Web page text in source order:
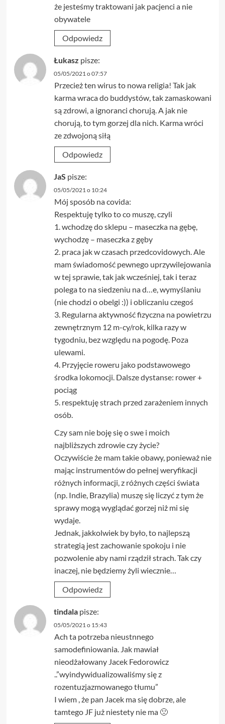
że jesteśmy traktowani jak pacjenci a nie
obywatele
Odpowiedz
Łukasz pisze:
05/05/2021 o 07:57
Przecież ten wirus to nowa religia! Tak jak
karma wraca do buddystów, tak zamaskowani
są zdrowi, a ignoranci chorują. A jak nie
chorują, to tym gorzej dla nich. Karma wróci
ze zdwojoną siłą
Odpowiedz
JaS pisze:
05/05/2021 o 10:24
Mój sposób na covida:
Respektuję tylko to co muszę, czyli
1. wchodzę do sklepu – maseczka na gębę,
wychodzę – maseczka z gęby
2. praca jak w czasach przedcovidowych. Ale
mam świadomość pewnego uprzywilejowania
w tej sprawie, tak jak wcześniej, tak i teraz
polega to na siedzeniu na d…e, wymyślaniu
(nie chodzi o obelgi :)) i obliczaniu czegoś
3. Regularna aktywność fizyczna na powietrzu
zewnętrznym 12 m-cy/rok, kilka razy w
tygodniu, bez względu na pogodę. Poza
ulewami.
4. Przyjęcie roweru jako podstawowego
środka lokomocji. Dalsze dystanse: rower +
pociąg
5. respektuję strach przed zarażeniem innych
osób.
Czy sam nie boję się o swe i moich
najbliższych zdrowie czy życie?
Oczywiście że mam takie obawy, ponieważ nie
mając instrumentów do pełnej weryfikacji
różnych informacji, z różnych części świata
(np. Indie, Brazylia) muszę się liczyć z tym że
sprawy mogą wyglądać gorzej niż mi się
wydaje.
Jednak, jakkolwiek by było, to najlepszą
strategią jest zachowanie spokoju i nie
pozwolenie aby nami rządził strach. Tak czy
inaczej, nie będziemy żyli wiecznie…
Odpowiedz
tindala pisze:
05/05/2021 o 15:43
Ach ta potrzeba nieustnnego
samodefiniowania. Jak mawiał
nieodżałowany Jacek Fedorowicz
..”wyindywidualizowaliśmy się z
rozentuzjazmowanego tłumu”
I wiem , że pan Jacek ma się dobrze, ale
tamtego JF już niestety nie ma 🙁